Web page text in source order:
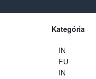
Kategória
IN
FU
IN